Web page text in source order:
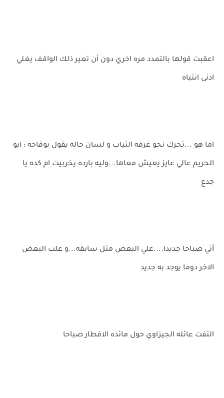
اعقبت قولها بالتمدد مره اخري دون أن تعير ذلك الواقف يغلي
ادنى انتباه
اما هو ...تحرك نحو غرفه الثياب و لسان حاله يقول بوقاحه : ابو
الحريم عالي عايز يعيش معاها...وليه بارده يخربيت ام كده يا
جدع
أتي صباحا جديدا....علي البعض مثل سابقه...و علب البعض
الاخر دوما يوجد به جديد
التفت عائله الجيزاوي حول مائده الافطار صباحا